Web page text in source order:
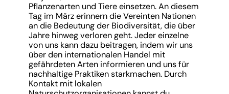
Pflanzenarten und Tiere einsetzen. An diesem
Tag im März erinnern die Vereinten Nationen
an die Bedeutung der Biodiversität, die über
Jahre hinweg verloren geht. Jeder einzelne
von uns kann dazu beitragen, indem wir uns
über den internationalen Handel mit
gefährdeten Arten informieren und uns für
nachhaltige Praktiken starkmachen. Durch
Kontakt mit lokalen